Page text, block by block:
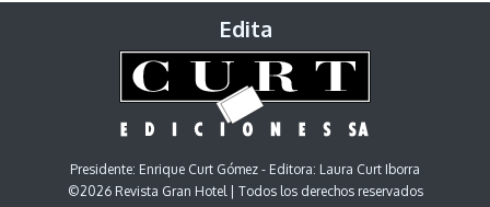
Edita
Presidente: Enrique Curt Gómez - Editora: Laura Curt Iborra
©2026 Revista Gran Hotel | Todos los derechos reservados